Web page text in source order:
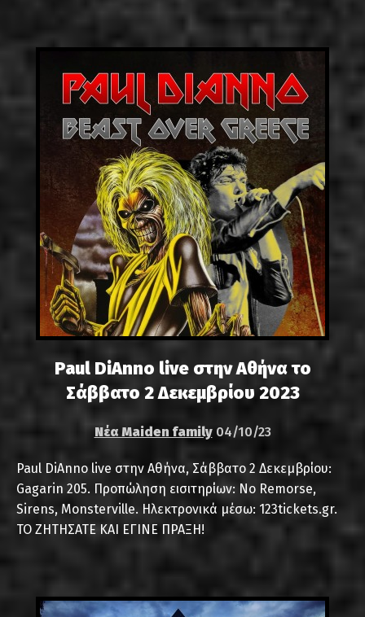
Paul DiAnno live στην Αθήνα το
Σάββατο 2 Δεκεμβρίου 2023
Νέα Maiden family 04/10/23
Paul DiAnno live στην Αθήνα, Σάββατο 2 Δεκεμβρίου:
Gagarin 205. Προπώληση εισιτηρίων: No Remorse,
Sirens, Monsterville. Ηλεκτρονικά μέσω: 123tickets.gr.
ΤΟ ΖΗΤΗΣΑΤΕ ΚΑΙ ΕΓΙΝΕ ΠΡΑΞΗ!